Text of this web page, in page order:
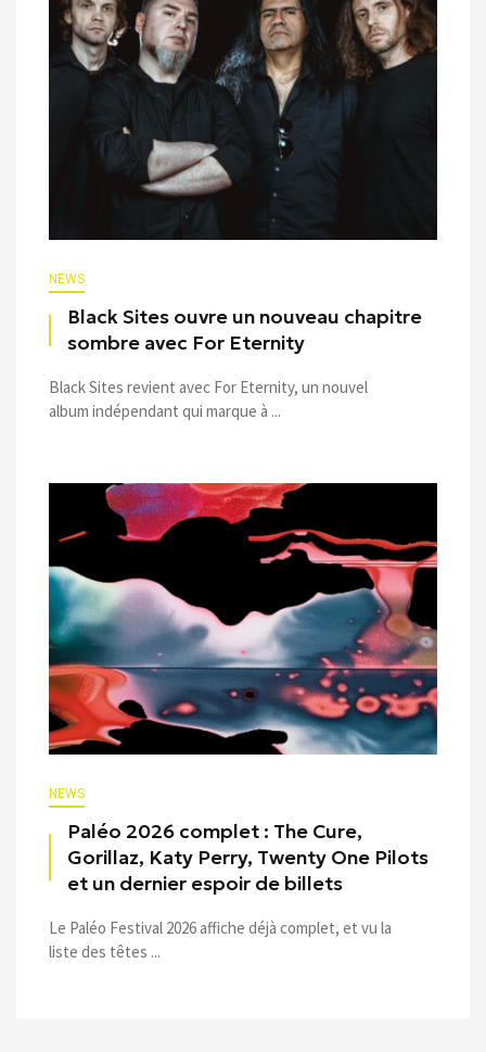
NEWS
Black Sites ouvre un nouveau chapitre
sombre avec For Eternity
Black Sites revient avec For Eternity, un nouvel
album indépendant qui marque à ...
NEWS
Paléo 2026 complet : The Cure,
Gorillaz, Katy Perry, Twenty One Pilots
et un dernier espoir de billets
Le Paléo Festival 2026 affiche déjà complet, et vu la
liste des têtes ...